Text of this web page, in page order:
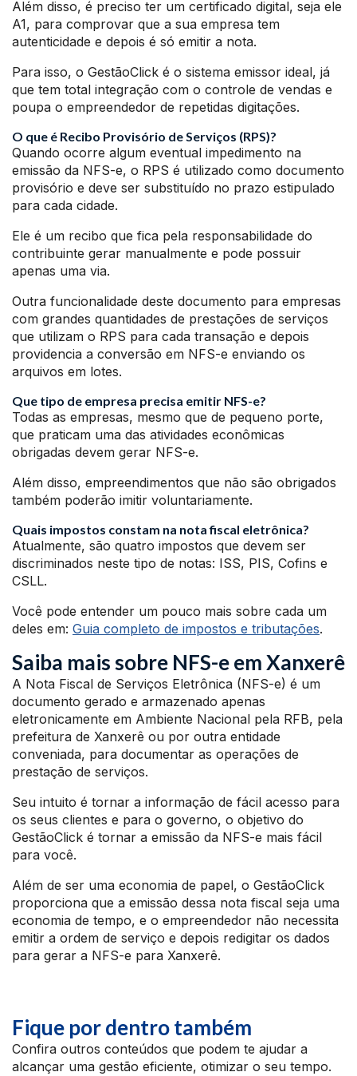
Além disso, é preciso ter um certificado digital, seja ele
A1, para comprovar que a sua empresa tem
autenticidade e depois é só emitir a nota.
Para isso, o GestãoClick é o sistema emissor ideal, já
que tem total integração com o controle de vendas e
poupa o empreendedor de repetidas digitações.
O que é Recibo Provisório de Serviços (RPS)?
Quando ocorre algum eventual impedimento na
emissão da NFS-e, o RPS é utilizado como documento
provisório e deve ser substituído no prazo estipulado
para cada cidade.
Ele é um recibo que fica pela responsabilidade do
contribuinte gerar manualmente e pode possuir
apenas uma via.
Outra funcionalidade deste documento para empresas
com grandes quantidades de prestações de serviços
que utilizam o RPS para cada transação e depois
providencia a conversão em NFS-e enviando os
arquivos em lotes.
Que tipo de empresa precisa emitir NFS-e?
Todas as empresas, mesmo que de pequeno porte,
que praticam uma das atividades econômicas
obrigadas devem gerar NFS-e.
Além disso, empreendimentos que não são obrigados
também poderão imitir voluntariamente.
Quais impostos constam na nota fiscal eletrônica?
Atualmente, são quatro impostos que devem ser
discriminados neste tipo de notas: ISS, PIS, Cofins e
CSLL.
Você pode entender um pouco mais sobre cada um
deles em: Guia completo de impostos e tributações.
Saiba mais sobre NFS-e em Xanxerê
A Nota Fiscal de Serviços Eletrônica (NFS-e) é um
documento gerado e armazenado apenas
eletronicamente em Ambiente Nacional pela RFB, pela
prefeitura de Xanxerê ou por outra entidade
conveniada, para documentar as operações de
prestação de serviços.
Seu intuito é tornar a informação de fácil acesso para
os seus clientes e para o governo, o objetivo do
GestãoClick é tornar a emissão da NFS-e mais fácil
para você.
Além de ser uma economia de papel, o GestãoClick
proporciona que a emissão dessa nota fiscal seja uma
economia de tempo, e o empreendedor não necessita
emitir a ordem de serviço e depois redigitar os dados
para gerar a NFS-e para Xanxerê.
Fique por dentro também
Confira outros conteúdos que podem te ajudar a
alcançar uma gestão eficiente, otimizar o seu tempo.